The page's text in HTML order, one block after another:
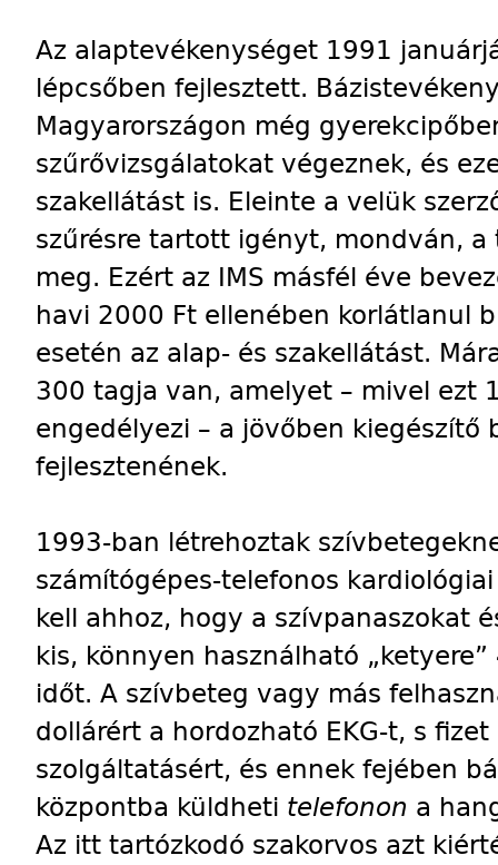
Az alaptevékenységet 1991
lépcsőben fejlesztett.
Magyarországon még
szűrővizsgálatokat végeznek, és
szakellátást is. Eleinte a velük
szűrésre tartott igényt, mondván,
meg. Ezért az IMS másfél éve
havi 2000 Ft ellenében korlátlanul
esetén az alap- és szakellátást.
300 tagja van, amelyet – mivel ezt
engedélyezi – a jövőben kiegészítő
fejlesztenének.
1993-ban létrehoztak
számítógépes-telefonos
kell ahhoz, hogy a szívpanaszokat
kis, könnyen használható
időt. A szívbeteg vagy más
dollárért a hordozható EKG-t, s
szolgáltatásért, és ennek fejében
központba küldheti telefonon a
Az itt tartózkodó szakorvos azt